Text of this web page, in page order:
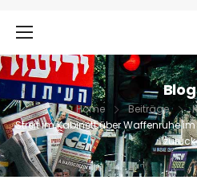
Blog
Home Beiträge
Streit im Kabinett über Waffenruhe
zurück